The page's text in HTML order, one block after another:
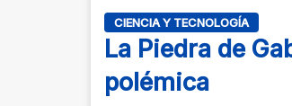
CIENCIA Y TECNOLOGÍA
La Piedra de
polémica